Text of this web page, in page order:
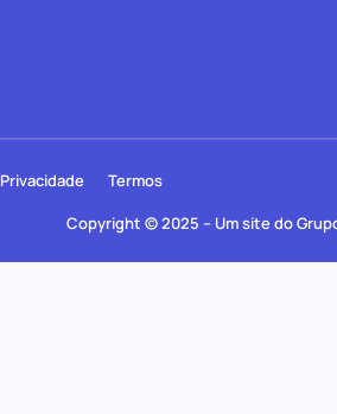
Copyright © 2025 – Um site do
Privacidade Termos